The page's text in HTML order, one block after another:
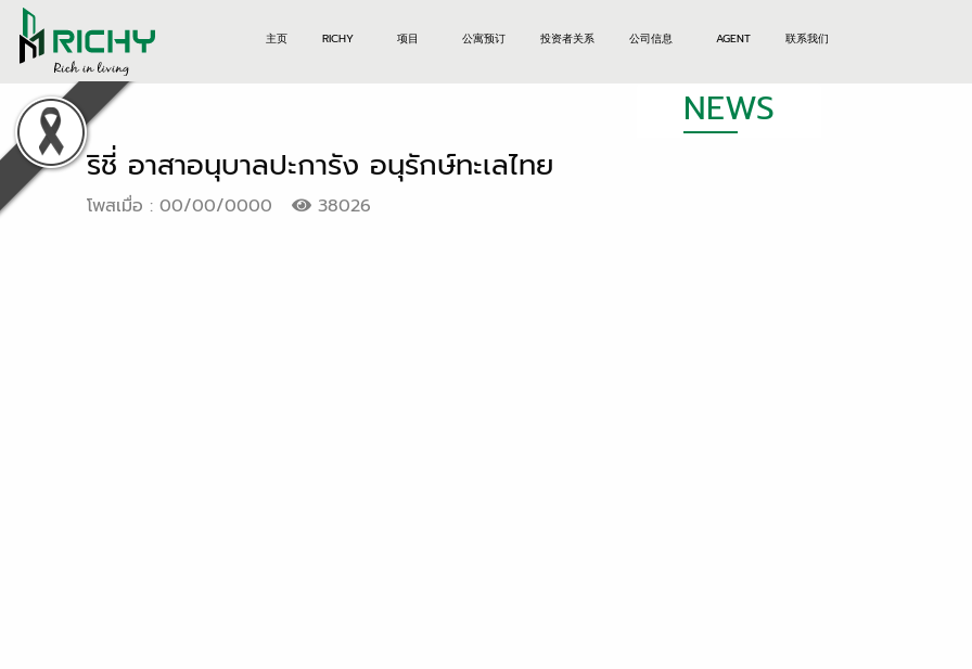
主页 RICHY 项目 公寓预订 投资者关系 公司信息 AGENT 联系我们
NEWS
ริชี่ อาสาอนุบาลปะการัง อนุรักษ์ทะเลไทย
โพสเมื่อ : 00/00/0000 38026